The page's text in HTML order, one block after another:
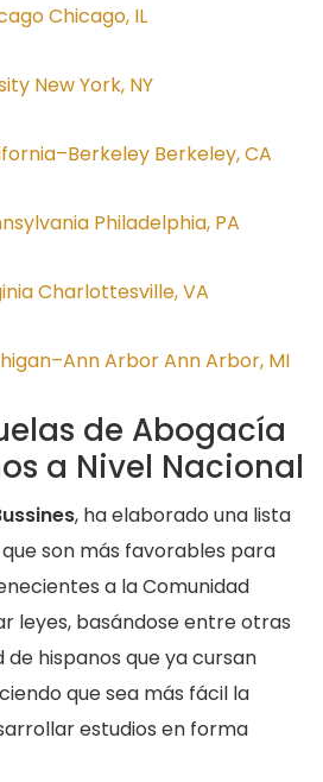
Chicago, IL
New York, NY
Berkeley, CA
Philadelphia, PA
Charlottesville, VA
Arbor Ann Arbor, MI
de Abogacía
a Nivel Nacional
, ha elaborado una lista
son más favorables para
a la Comunidad
leyes, basándose entre otras
hispanos que ya cursan
que sea más fácil la
estudios en forma